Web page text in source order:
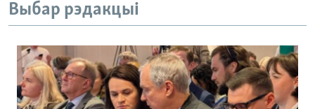
Выбар рэдакцыі